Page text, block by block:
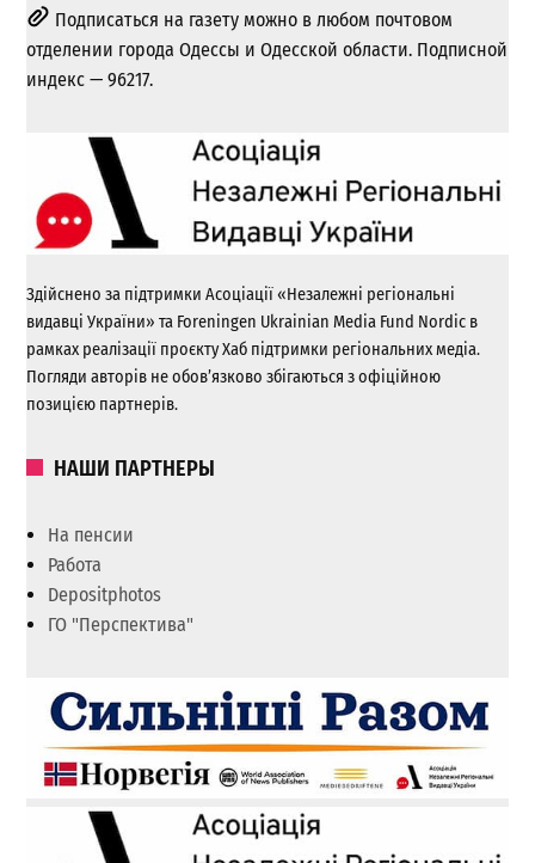
Подписаться на газету можно в любом почтовом
отделении города Одессы и Одесской области. Подписной
индекс — 96217.
Здійснено за підтримки Асоціації «Незалежні регіональні
видавці України» та Foreningen Ukrainian Media Fund Nordic в
рамках реалізації проєкту Хаб підтримки регіональних медіа.
Погляди авторів не обов’язково збігаються з офіційною
позицією партнерів.
НАШИ ПАРТНЕРЫ
На пенсии
Работа
Depositphotos
ГО "Перспектива"